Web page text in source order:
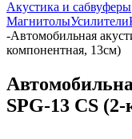
Акустика и сабвуферы
МагнитолыУсилители
-Автомобильная
компонентная, 13см)
SPG-13 CS